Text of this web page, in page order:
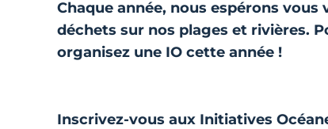
Chaque année, nous espérons
déchets sur nos plages et rivières.
organisez une IO cette année !
Inscrivez-vous aux Initiatives